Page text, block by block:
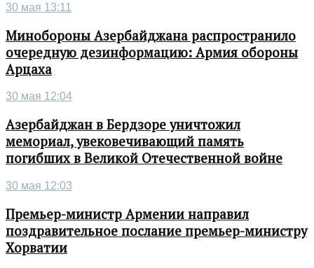
30 мая 13:11
Минобороны Азербайджана распространило
очередную дезинформацию: Армия обороны
Арцаха
30 мая 12:04
Азербайджан в Бердзоре уничтожил
мемориал, увековечивающий память
погибших в Великой Отечественной войне
30 мая 12:03
Премьер-министр Армении направил
поздравительное послание премьер-министру
Хорватии